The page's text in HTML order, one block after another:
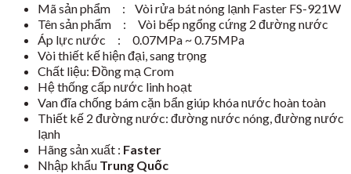
Mã sản phẩm : Vòi rửa bát nóng lạnh Faster FS-921W
Tên sản phẩm : Vòi bếp ngổng cứng 2 đường nước
Áp lực nước : 0.07MPa ~ 0.75MPa
Vòi thiết kế hiện đại, sang trọng
Chất liệu: Đồng mạ Crom
Hệ thống cấp nước linh hoạt
Van đĩa chống bám cặn bẩn giúp khóa nước hoàn toàn
Thiết kế 2 đường nước: đường nước nóng, đường nước
lạnh
Hãng sản xuất : Faster
Nhập khẩu Trung Quốc